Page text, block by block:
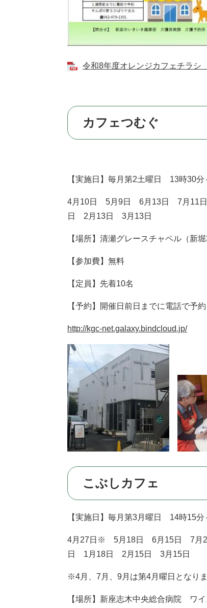
令和8年度オレンジカフェチラシ
カフェつむぐ
【実施日】毎月第2土曜日 13時30分
4月10日 5月9日 6月13日 7月11
日 2月13日 3月13日
【場所】清瀬グレースチャペル（新堀
【参加費】無料
【定員】先着10名
【予約】開催日前日までに電話で
http://kgc-net.galaxy.bindcloud.jp/
こぶしカフェ
【実施日】毎月第3月曜日 14時15分
4月27日※ 5月18日 6月15日 7
日 1月18日 2月15日 3月15日
※4月、7月、9月は第4月曜日となりま
【場所】新座志木中央総合病院 ワイ